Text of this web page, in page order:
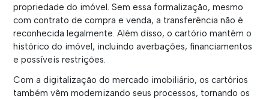
propriedade do imóvel. Sem essa formalização, mesmo
com contrato de compra e venda, a transferência não é
reconhecida legalmente. Além disso, o cartório mantém o
histórico do imóvel, incluindo averbações, financiamentos
e possíveis restrições.
Com a digitalização do mercado imobiliário, os cartórios
também vêm modernizando seus processos, tornando os